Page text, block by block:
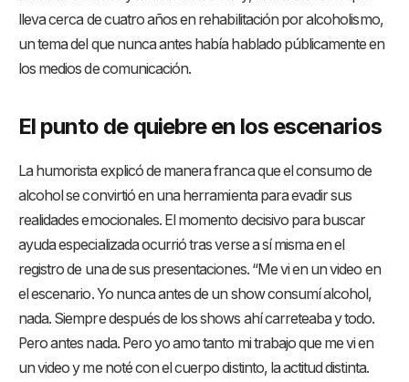
lleva cerca de cuatro años en rehabilitación por alcoholismo,
un tema del que nunca antes había hablado públicamente en
los medios de comunicación.
El punto de quiebre en los escenarios
La humorista explicó de manera franca que el consumo de
alcohol se convirtió en una herramienta para evadir sus
realidades emocionales. El momento decisivo para buscar
ayuda especializada ocurrió tras verse a sí misma en el
registro de una de sus presentaciones. “Me vi en un video en
el escenario. Yo nunca antes de un show consumí alcohol,
nada. Siempre después de los shows ahí carreteaba y todo.
Pero antes nada. Pero yo amo tanto mi trabajo que me vi en
un video y me noté con el cuerpo distinto, la actitud distinta.